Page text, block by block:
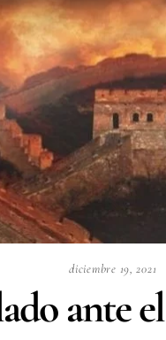
diciembre 19, 2021
ante